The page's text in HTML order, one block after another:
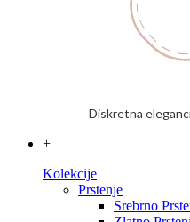
Diskretna
+
Kolekcije
Prstenje
Srebrno